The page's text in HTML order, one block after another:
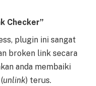
Checker”
plugin ini sangat
broken link secara
anda membaiki
unlink) terus.